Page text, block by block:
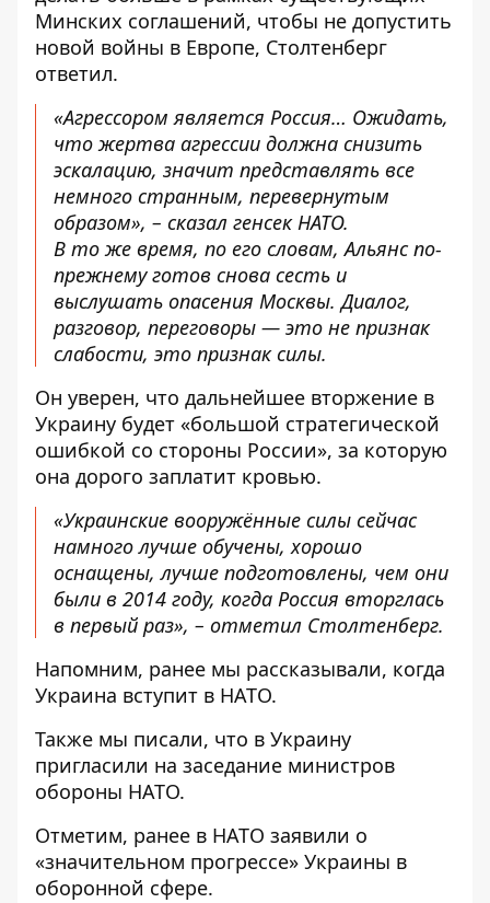
Минских соглашений, чтобы не допустить
новой войны в Европе, Столтенберг
ответил.
«Агрессором является Россия… Ожидать,
что жертва агрессии должна снизить
эскалацию, значит представлять все
немного странным, перевернутым
образом», – сказал генсек НАТО.
В то же время, по его словам, Альянс по-
прежнему готов снова сесть и
выслушать опасения Москвы. Диалог,
разговор, переговоры — это не признак
слабости, это признак силы.
Он уверен, что дальнейшее вторжение в
Украину будет «большой стратегической
ошибкой со стороны России», за которую
она дорого заплатит кровью.
«Украинские вооружённые силы сейчас
намного лучше обучены, хорошо
оснащены, лучше подготовлены, чем они
были в 2014 году, когда Россия вторглась
в первый раз», – отметил Столтенберг.
Напомним, ранее мы рассказывали, когда
Украина вступит в НАТО.
Также мы писали, что в Украину
пригласили на заседание министров
обороны НАТО.
Отметим, ранее в НАТО заявили о
«значительном прогрессе» Украины в
оборонной сфере.